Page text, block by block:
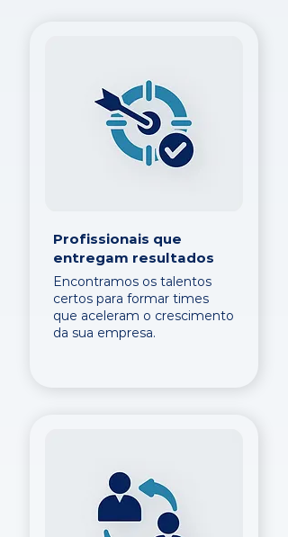
Profissionais que
entregam resultados
Encontramos os talentos
certos para formar times
que aceleram o crescimento
da sua empresa.